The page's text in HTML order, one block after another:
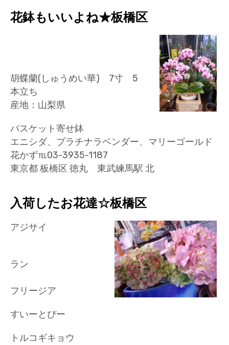
加盟店リスト
花鉢もいいよね★板橋区
胡蝶蘭(しゅうめい華) 7寸 5
本立ち
産地：山梨県
バスケット寄せ鉢
エニシダ、プラチナラベンダー、マリーゴールド
花かず℡03-3935-1187
東京都 板橋区 徳丸 東武練馬駅 北
入荷したお花達☆板橋区
アジサイ
ラン
フリージア
すいーとぴー
トルコギキョウ